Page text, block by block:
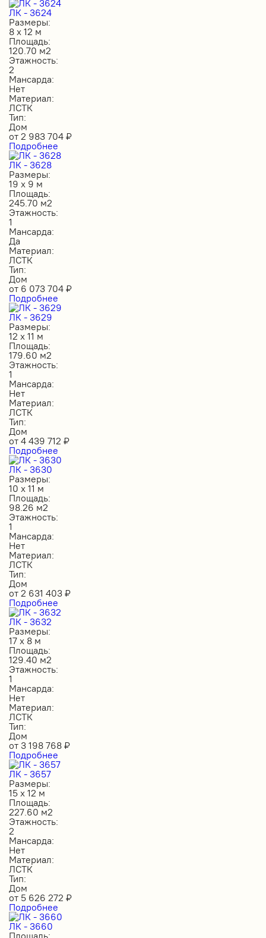
ЛК - 3624
Размеры:
8 х 12 м
Площадь:
120.70 м2
Этажность:
2
Мансарда:
Нет
Материал:
ЛСТК
Тип:
Дом
от 2 983 704 ₽
Подробнее
ЛК - 3628
Размеры:
19 х 9 м
Площадь:
245.70 м2
Этажность:
1
Мансарда:
Да
Материал:
ЛСТК
Тип:
Дом
от 6 073 704 ₽
Подробнее
ЛК - 3629
Размеры:
12 х 11 м
Площадь:
179.60 м2
Этажность:
1
Мансарда:
Нет
Материал:
ЛСТК
Тип:
Дом
от 4 439 712 ₽
Подробнее
ЛК - 3630
Размеры:
10 х 11 м
Площадь:
98.26 м2
Этажность:
1
Мансарда:
Нет
Материал:
ЛСТК
Тип:
Дом
от 2 631 403 ₽
Подробнее
ЛК - 3632
Размеры:
17 х 8 м
Площадь:
129.40 м2
Этажность:
1
Мансарда:
Нет
Материал:
ЛСТК
Тип:
Дом
от 3 198 768 ₽
Подробнее
ЛК - 3657
Размеры:
15 х 12 м
Площадь:
227.60 м2
Этажность:
2
Мансарда:
Нет
Материал:
ЛСТК
Тип:
Дом
от 5 626 272 ₽
Подробнее
ЛК - 3660
Площадь: